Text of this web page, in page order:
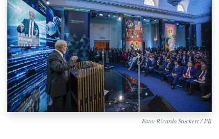
Foto: Ricardo Stuckert / PR